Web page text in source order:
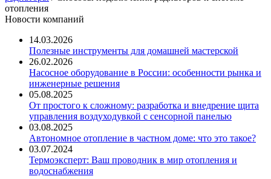
отопления
Новости компаний
14.03.2026
Полезные инструменты для домашней мастерской
26.02.2026
Насосное оборудование в России: особенности рынка и
инженерные решения
05.08.2025
От простого к сложному: разработка и внедрение щита
управления воздуходувкой с сенсорной панелью
03.08.2025
Автономное отопление в частном доме: что это такое?
03.07.2024
Термоэксперт: Ваш проводник в мир отопления и
водоснабжения